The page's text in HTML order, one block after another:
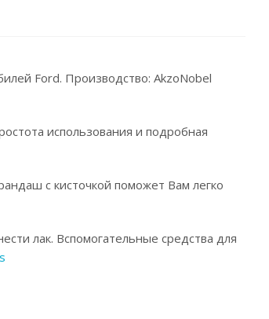
Ford. Производство: AkzoNobel
использования и подробная
с кисточкой поможет Вам легко
лак. Вспомогательные средства для